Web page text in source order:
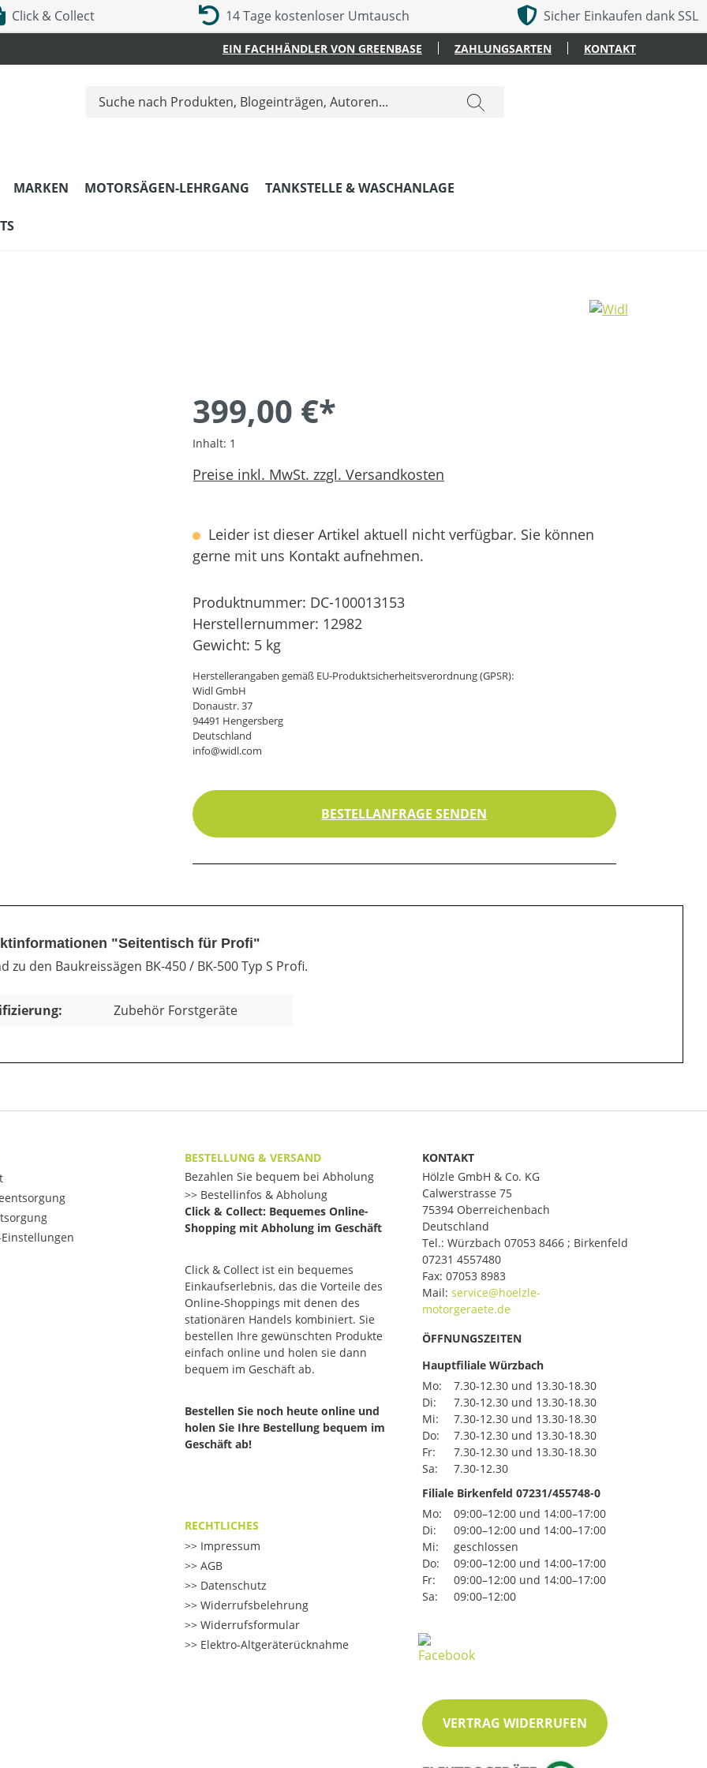
Click & Collect 14 Tage kostenloser Umtausch Sicher Einkaufen dank SSL
EIN FACHHÄNDLER VON GREENBASE ZAHLUNGSARTEN KONTAKT
MARKEN MOTORSÄGEN-LEHRGANG TANKSTELLE & WASCHANLAGE
399,00 €*
Inhalt: 1
Preise inkl. MwSt. zzgl. Versandkosten
Leider ist dieser Artikel aktuell nicht verfügbar. Sie können
gerne mit uns Kontakt aufnehmen.
Produktnummer: DC-100013153
Herstellernummer: 12982
Gewicht: 5 kg
Herstellerangaben gemäß EU-Produktsicherheitsverordnung (GPSR):
Widl GmbH
Donaustr. 37
94491 Hengersberg
Deutschland
info@widl.com
BESTELLANFRAGE SENDEN
"Seitentisch für Profi"
zu den Baukreissägen BK-450 / BK-500 Typ S Profi.
Zubehör Forstgeräte
Einstellungen
BESTELLUNG & VERSAND
Bezahlen Sie bequem bei Abholung
Bestellinfos & Abholung
Click & Collect: Bequemes Online-
Shopping mit Abholung im Geschäft
Click & Collect ist ein bequemes
Einkaufserlebnis, das die Vorteile des
Online-Shoppings mit denen des
stationären Handels kombiniert. Sie
bestellen Ihre gewünschten Produkte
einfach online und holen sie dann
bequem im Geschäft ab.
Bestellen Sie noch heute online und
holen Sie Ihre Bestellung bequem im
Geschäft ab!
RECHTLICHES
Impressum
AGB
Datenschutz
Widerrufsbelehrung
Widerrufsformular
Elektro-Altgeräterücknahme
KONTAKT
Hölzle GmbH & Co. KG
Calwerstrasse 75
75394 Oberreichenbach
Deutschland
Tel.: Würzbach 07053 8466 ; Birkenfeld
07231 4557480
Fax: 07053 8983
Mail:
ÖFFNUNGSZEITEN
Hauptfiliale Würzbach
Mo:
7.30-12.30 und 13.30-18.30
Di:
7.30-12.30 und 13.30-18.30
Mi:
7.30-12.30 und 13.30-18.30
Do:
7.30-12.30 und 13.30-18.30
Fr:
7.30-12.30 und 13.30-18.30
Sa:
7.30-12.30
Filiale Birkenfeld 07231/455748-0
Mo:
09:00–12:00 und 14:00–17:00
Di:
09:00–12:00 und 14:00–17:00
Mi:
geschlossen
Do:
09:00–12:00 und 14:00–17:00
Fr:
09:00–12:00 und 14:00–17:00
Sa:
09:00–12:00
VERTRAG WIDERRUFEN